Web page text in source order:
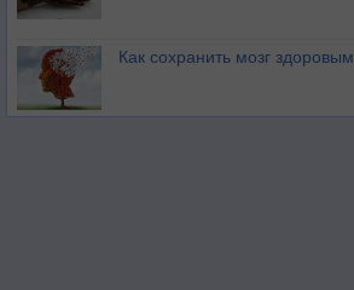
Как сохранить мозг здоровым